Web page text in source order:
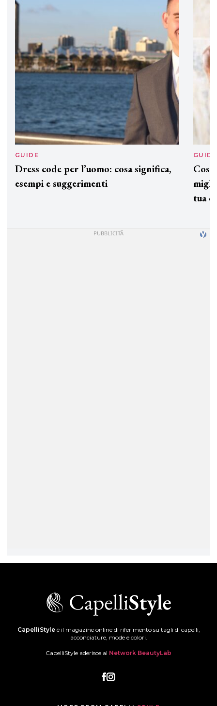
preziosi per un regalo adatto ad
GUIDE
Dress code per l’uomo: cosa significa,
esempi e suggerimenti
GUIDE
tua
CapelliStyleè il magazine online di riferimento su tagli di capelli,
acconciature, mode e colori.
CapelliStyle aderisce al Network BeautyLab